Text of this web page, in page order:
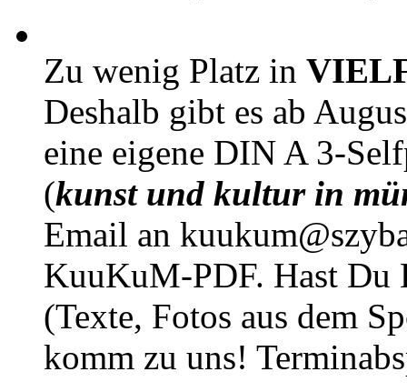
Zu wenig Platz in
Deshalb gibt es ab
eine eigene DIN A 3-
(kunst und kultur in
Email an
KuuKuM-PDF. Hast Du
(Texte, Fotos aus dem
komm zu uns!